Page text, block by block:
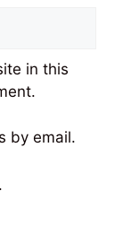
in this
by email.